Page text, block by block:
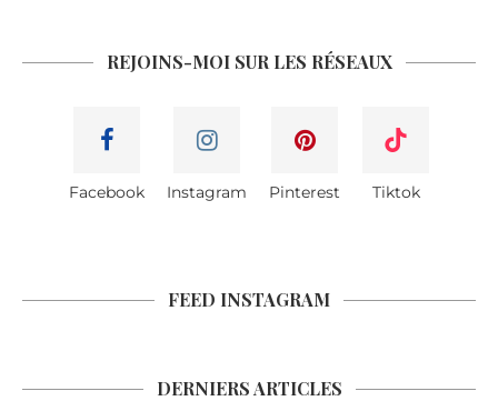
REJOINS-MOI SUR LES RÉSEAUX
Facebook Instagram Pinterest Tiktok
FEED INSTAGRAM
DERNIERS ARTICLES